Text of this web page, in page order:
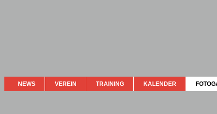
NEWS VEREIN TRAINING KALENDER